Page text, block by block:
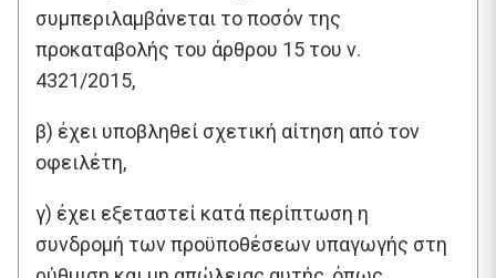
συμπεριλαμβάνεται το ποσόν της
προκαταβολής του άρθρου 15 του ν.
4321/2015,
β) έχει υποβληθεί σχετική αίτηση από τον
οφειλέτη,
γ) έχει εξεταστεί κατά περίπτωση η
συνδρομή των προϋποθέσεων υπαγωγής στη